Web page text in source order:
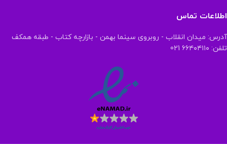
اطلاعات تماس
آدرس: میدان انقلاب - روبروی سینما بهمن - بازارچه کتاب - طبقه همکف
تلفن: ۶۶۴۰۴۱۱۰ 021